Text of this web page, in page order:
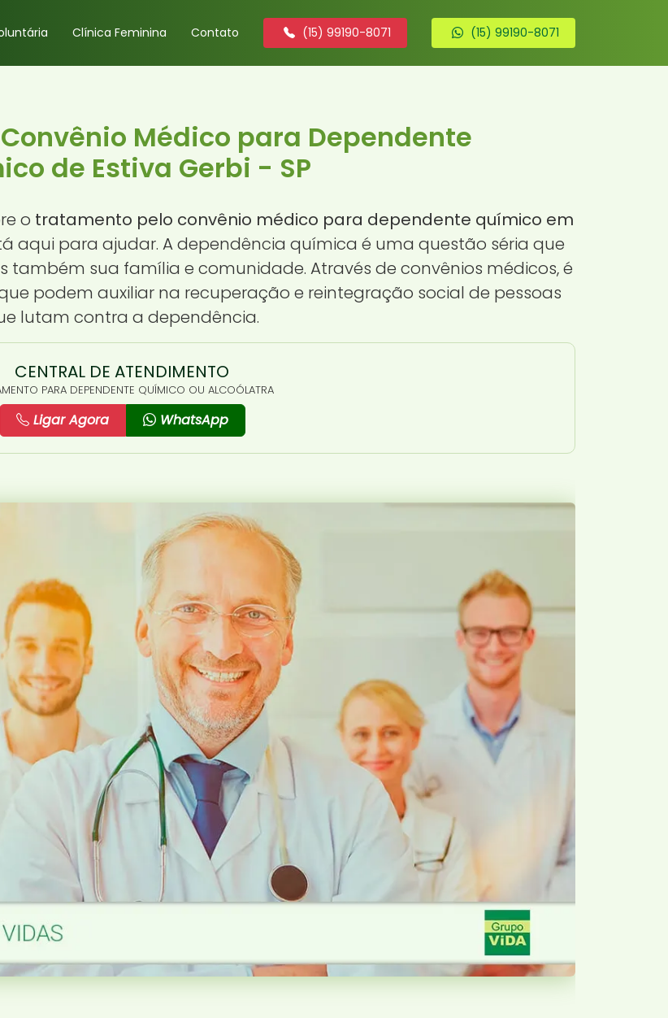
Clínica Feminina Contato (15) 99190-8071 (15) 99190-8071
Médico para Dependente
de Estiva Gerbi - SP
o tratamento pelo convênio médico para dependente químico em
aqui para ajudar. A dependência química é uma questão séria que
sua família e comunidade. Através de convênios médicos, é
podem auxiliar na recuperação e reintegração social de pessoas
lutam contra a dependência.
CENTRAL DE ATENDIMENTO
PARA DEPENDENTE QUÍMICO OU ALCOÓLATRA
Ligar Agora WhatsApp